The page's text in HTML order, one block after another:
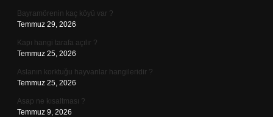
Bayramörenin kaç köyü var ?
Temmuz 29, 2026
Kapı hangi tarafa açılır ?
Temmuz 25, 2026
Aslanın korktuğu hayvanlar hangileridir ?
Temmuz 25, 2026
Asap ne kısaltması ?
Temmuz 9, 2026